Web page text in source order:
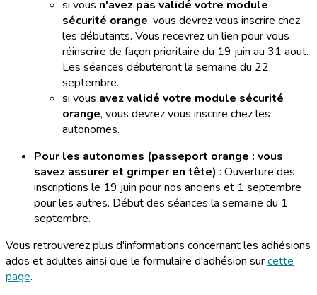
si vous n'avez pas validé votre module
sécurité orange, vous devrez vous inscrire chez
les débutants. Vous recevrez un lien pour vous
réinscrire de façon prioritaire du 19 juin au 31 aout.
Les séances débuteront la semaine du 22
septembre.
si vous avez validé votre module sécurité
orange, vous devrez vous inscrire chez les
autonomes.
Pour les autonomes (passeport orange : vous
savez assurer et grimper en tête) : Ouverture des
inscriptions le 19 juin pour nos anciens et 1 septembre
pour les autres. Début des séances la semaine du 1
septembre.
Vous retrouverez plus d'informations concernant les adhésions
ados et adultes ainsi que le formulaire d'adhésion surcette
page.